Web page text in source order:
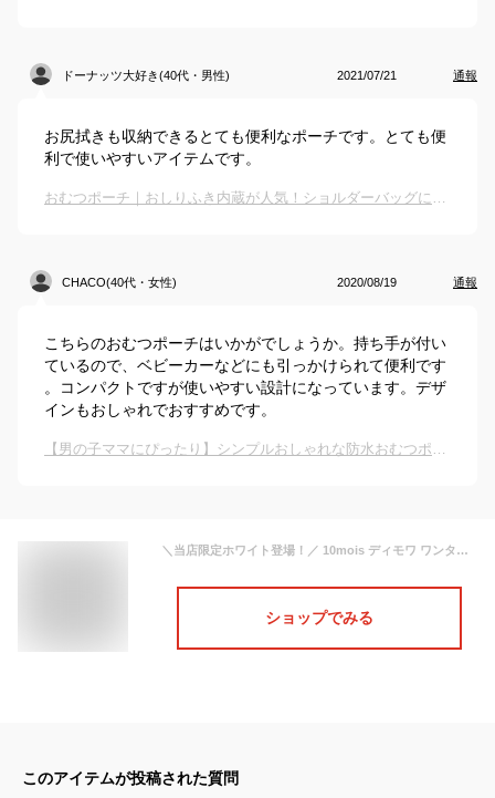
ドーナッツ大好き(40代・男性) 2021/07/21 通報
お尻拭きも収納できるとても便利なポーチです。とても便
利で使いやすいアイテムです。
おむつポーチ｜おしりふき内蔵が人気！ショルダーバッグにもなる携帯用のおすすめは？
CHACO(40代・女性) 2020/08/19 通報
こちらのおむつポーチはいかがでしょうか。持ち手が付い
ているので、ベビーカーなどにも引っかけられて便利です
。コンパクトですが使いやすい設計になっています。デザ
インもおしゃれでおすすめです。
【男の子ママにぴったり】シンプルおしゃれな防水おむつポーチは？
＼当店限定ホワイト登場！／ 10mois ディモワ ワンタッチ おむつポーチ フラップ付き / グレー / ブラック / ホワイト / コパー 【オムツポーチ】 【おむつポーチ おしりふき】 【おむつポーチ シンプル】 【インナーポーチ】 【ディモア】 【即納】
ショップでみる
このアイテムが投稿された質問